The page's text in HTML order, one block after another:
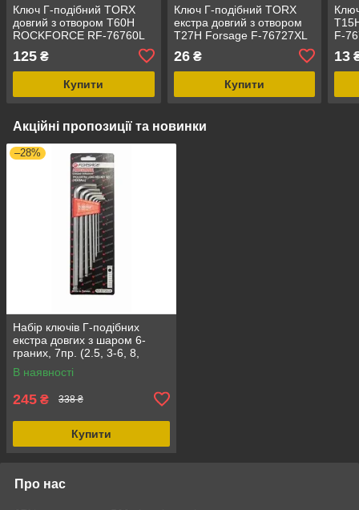
Ключ Г-подібний TORX
довгий з отвором T60H
ROCKFORCE RF-76760L
125 ₴
Купити
Ключ Г-подібний TORX
екстра довгий з отвором
T27H Forsage F-76727XL
26₴
Купити
F-
13
Акційні пропозиції та новинки
–28%
Набір ключів Г-подібних
екстра довгих з шаром 6-
граних, 7пр. (2.5, 3-6, 8,
10мм) Forsage F-5072XLB
В наявності
245 ₴ 338 ₴
Купити
Про нас